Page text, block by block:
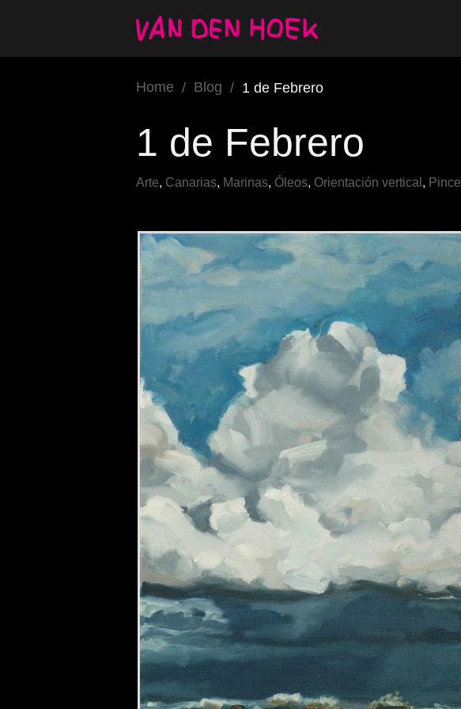
Home / Blog / 1 de Febrero
1 de Febrero
Arte, Canarias, Marinas, Óleos, Orientación vertical , Pincel